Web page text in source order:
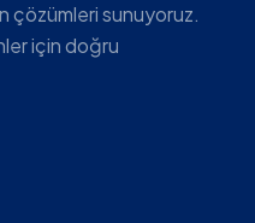
çözümleri sunuyoruz.
için doğru